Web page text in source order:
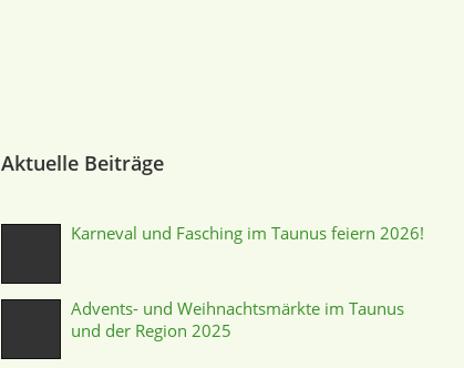
Aktuelle Beiträge
Karneval und Fasching im Taunus feiern 2026!
Advents- und Weihnachtsmärkte im Taunus
und der Region 2025